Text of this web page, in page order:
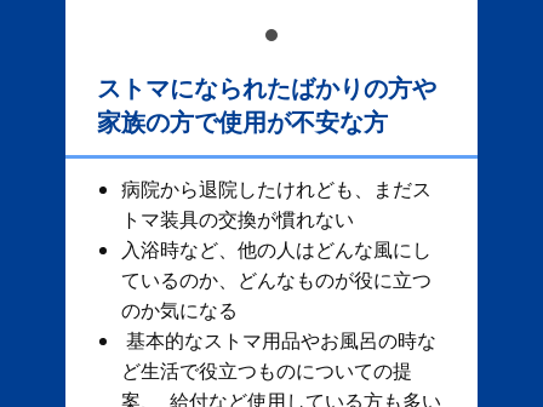
ストマになられたばかりの方や
家族の方で使用が不安な方
病院から退院したけれども、まだス
トマ装具の交換が慣れない
入浴時など、他の人はどんな風にし
ているのか、どんなものが役に立つ
のか気になる
基本的なストマ用品やお風呂の時な
ど生活で役立つものについての提
案、 給付など使用している方も多い